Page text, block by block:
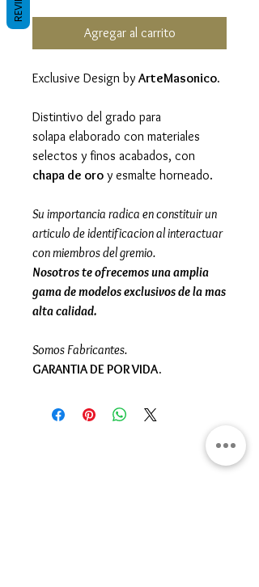
Agregar al carrito
Exclusive Design by ArteMasonico.
Distintivo del grado para
solapa elaborado con materiales
selectos y finos acabados, con
chapa de oro y esmalte horneado.
Su importancia radica en constituir un
articulo de identificacion al interactuar
con miembros del gremio.
Nosotros te ofrecemos una amplia
gama de modelos exclusivos de la mas
alta calidad.
Somos Fabricantes.
GARANTIA DE POR VIDA.